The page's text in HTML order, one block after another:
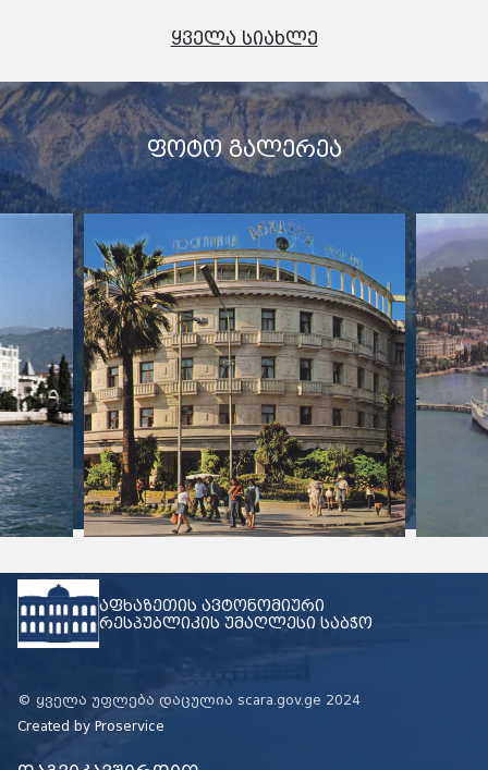
ᲧᲕᲔᲚᲐ ᲡᲘᲐᲮᲚᲔ
ᲤᲝᲢᲝ ᲒᲐᲚᲔᲠᲔᲐ
აფხაზეთის ავტონომიური
რესპუბლიკის უმაღლესი საბჭო
© ყველა უფლება დაცულია scara.gov.ge 2024
Created by Proservice